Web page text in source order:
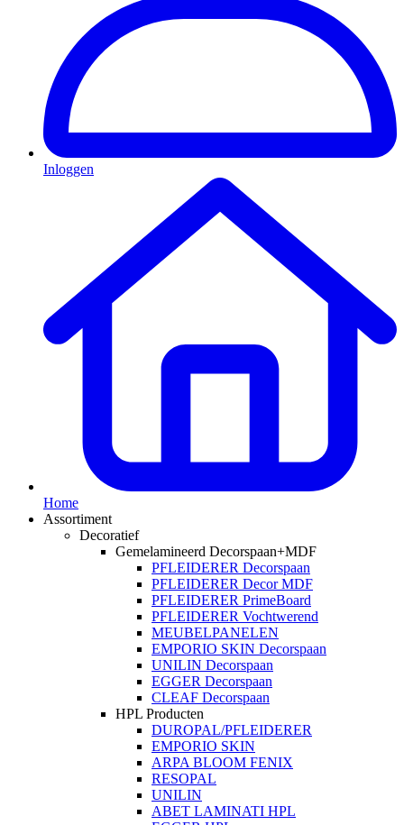
Inloggen
Home
Assortiment
Decoratief
Gemelamineerd Decorspaan+MDF
PFLEIDERER Decorspaan
PFLEIDERER Decor MDF
PFLEIDERER PrimeBoard
PFLEIDERER Vochtwerend
MEUBELPANELEN
EMPORIO SKIN Decorspaan
UNILIN Decorspaan
EGGER Decorspaan
CLEAF Decorspaan
HPL Producten
DUROPAL/PFLEIDERER
EMPORIO SKIN
ARPA BLOOM FENIX
RESOPAL
UNILIN
ABET LAMINATI HPL